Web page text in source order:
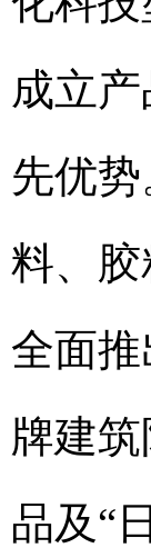
成立
先优
料、
全面
牌建
品及“